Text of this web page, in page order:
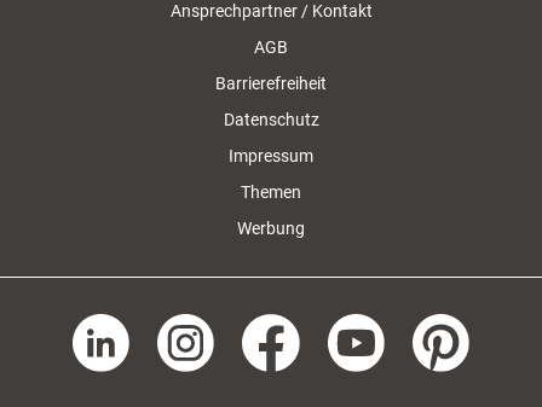
Ansprechpartner / Kontakt
AGB
Barrierefreiheit
Datenschutz
Impressum
Themen
Werbung